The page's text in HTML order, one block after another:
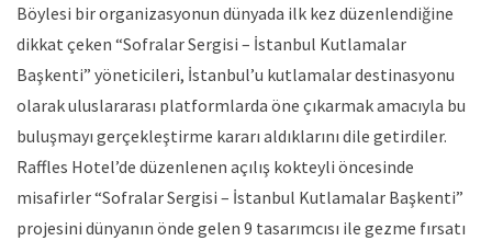
Böylesi bir organizasyonun dünyada ilk kez düzenlendiğine
dikkat çeken “Sofralar Sergisi – İstanbul Kutlamalar
Başkenti” yöneticileri, İstanbul’u kutlamalar destinasyonu
olarak uluslararası platformlarda öne çıkarmak amacıyla bu
buluşmayı gerçekleştirme kararı aldıklarını dile getirdiler.
Raffles Hotel’de düzenlenen açılış kokteyli öncesinde
misafirler “Sofralar Sergisi – İstanbul Kutlamalar Başkenti”
projesini dünyanın önde gelen 9 tasarımcısı ile gezme fırsatı